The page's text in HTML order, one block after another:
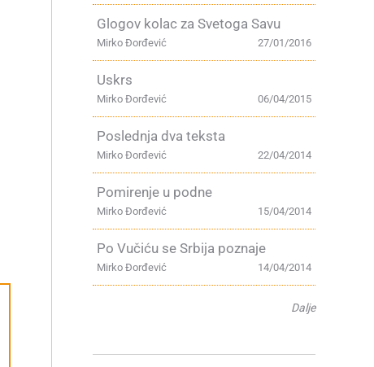
Glogov kolac za Svetoga Savu
27/01/2016
Mirko Đorđević
Uskrs
06/04/2015
Mirko Đorđević
Poslednja dva teksta
22/04/2014
Mirko Đorđević
Pomirenje u podne
15/04/2014
Mirko Đorđević
Po Vučiću se Srbija poznaje
14/04/2014
Mirko Đorđević
Dalje